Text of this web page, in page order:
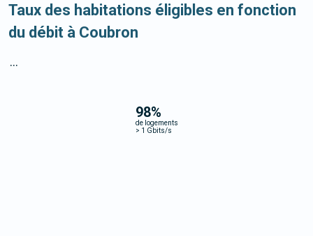
Taux des habitations éligibles en fonction
du débit à Coubron
98%
de logements
> 1 Gbits/s
...